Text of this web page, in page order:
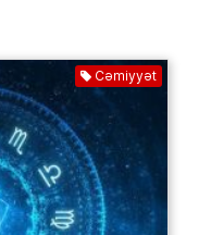
Cəmiyyət